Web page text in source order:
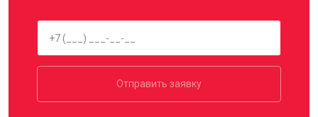
Отправить заявку